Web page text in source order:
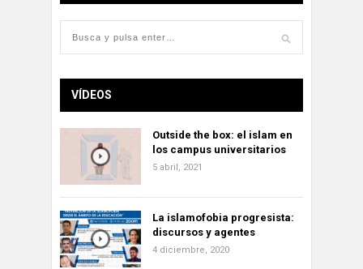
VÍDEOS
Outside the box: el islam en
los campus universitarios
5 abril, 2021
La islamofobia progresista:
discursos y agentes
4 diciembre, 2020